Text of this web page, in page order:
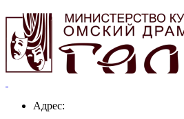
Адрес: